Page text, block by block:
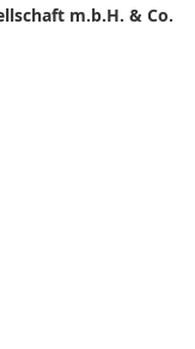
m.b.H. & Co.